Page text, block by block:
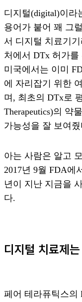
디지털(digital)이라
용어가 붙어 꽤 그
서 디지털 치료기
처에서 DTx 허가
미국에서는 이미
에 자리잡기 위한
며, 최초의 DTx로
Therapeutics)의 약
가능성을 잘 보여줬
아는 사람은 알고
2017년 9월 FDA에
년이 지난 지금을
다.
디지털 치료제
페어 테라퓨틱스의